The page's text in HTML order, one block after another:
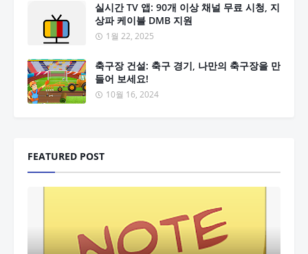
실시간 TV 앱: 90개 이상 채널 무료 시청, 지
상파 케이블 DMB 지원
1월 22, 2025
축구장 건설: 축구 경기, 나만의 축구장을 만
들어 보세요!
10월 16, 2024
FEATURED POST